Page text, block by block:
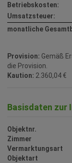
Betriebskosten:
Umsatzsteuer:
monatliche
Provision: Gemäß
die Provision.
Kaution: 2.360,04 €
Basisdaten zur
Objektnr.
Zimmer
Vermarktungsart
Objektart